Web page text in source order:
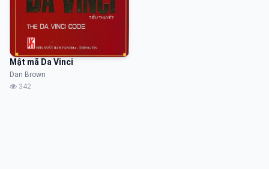
Mật mã Da Vinci
Dan Brown
342